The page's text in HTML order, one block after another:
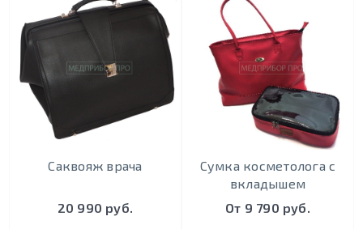
Саквояж врача
20 990 руб.
Сумка косметолога с
вкладышем
От 9 790 руб.